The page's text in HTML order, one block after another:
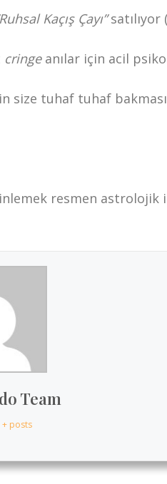
Kaçış Çayı”satılıyor (
cringeanılar için acil
size tuhaf tuhaf
resmen astrolojik
Team
+ posts